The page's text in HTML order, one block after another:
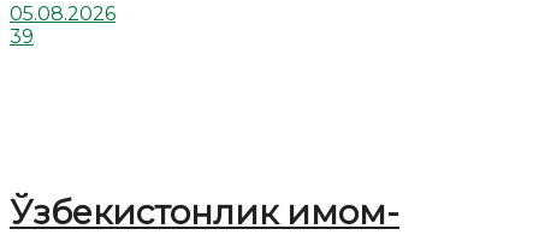
05.08.2026
39
Ўзбекистонлик имом-